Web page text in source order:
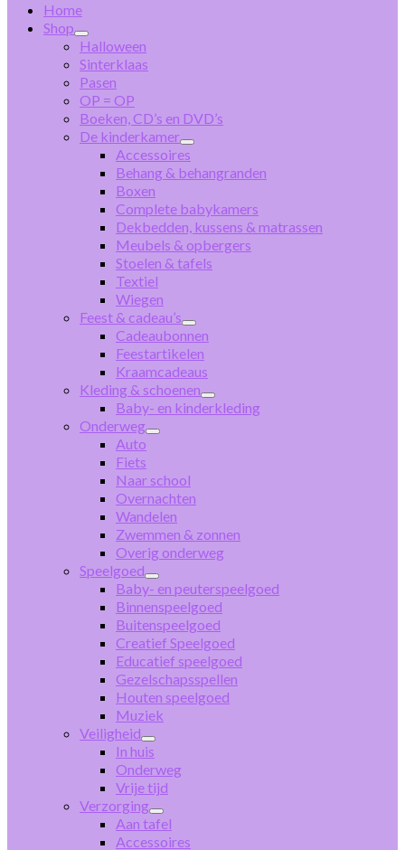
Home
Shop
Halloween
Sinterklaas
Pasen
OP = OP
Boeken, CD’s en DVD’s
De kinderkamer
Accessoires
Behang & behangranden
Boxen
Complete babykamers
Dekbedden, kussens & matrassen
Meubels & opbergers
Stoelen & tafels
Textiel
Wiegen
Feest & cadeau’s
Cadeaubonnen
Feestartikelen
Kraamcadeaus
Kleding & schoenen
Baby- en kinderkleding
Onderweg
Auto
Fiets
Naar school
Overnachten
Wandelen
Zwemmen & zonnen
Overig onderweg
Speelgoed
Baby- en peuterspeelgoed
Binnenspeelgoed
Buitenspeelgoed
Creatief Speelgoed
Educatief speelgoed
Gezelschapsspellen
Houten speelgoed
Muziek
Veiligheid
In huis
Onderweg
Vrije tijd
Verzorging
Aan tafel
Accessoires